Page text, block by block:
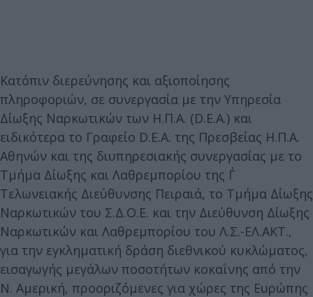
Κατόπιν διερεύνησης και αξιοποίησης
πληροφοριών, σε συνεργασία με την Υπηρεσία
Δίωξης Ναρκωτικών των Η.Π.Α. (D.E.A.) και
ειδικότερα το Γραφείο D.E.A. της Πρεσβείας Η.Π.Α.
Αθηνών και της διυπηρεσιακής συνεργασίας με το
Τμήμα Δίωξης και Λαθρεμπορίου της Γ΄
Τελωνειακής Διεύθυνσης Πειραιά, το Τμήμα Δίωξης
Ναρκωτικών του Σ.Δ.Ο.Ε. και την Διεύθυνση Δίωξης
Ναρκωτικών και Λαθρεμπορίου του Λ.Σ.-ΕΛ.ΑΚΤ.,
για την εγκληματική δράση διεθνικού κυκλώματος,
εισαγωγής μεγάλων ποσοτήτων κοκαΐνης από την
Ν. Αμερική, προοριζόμενες για χώρες της Ευρώπης